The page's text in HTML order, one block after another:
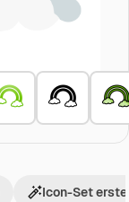
Icon-Set